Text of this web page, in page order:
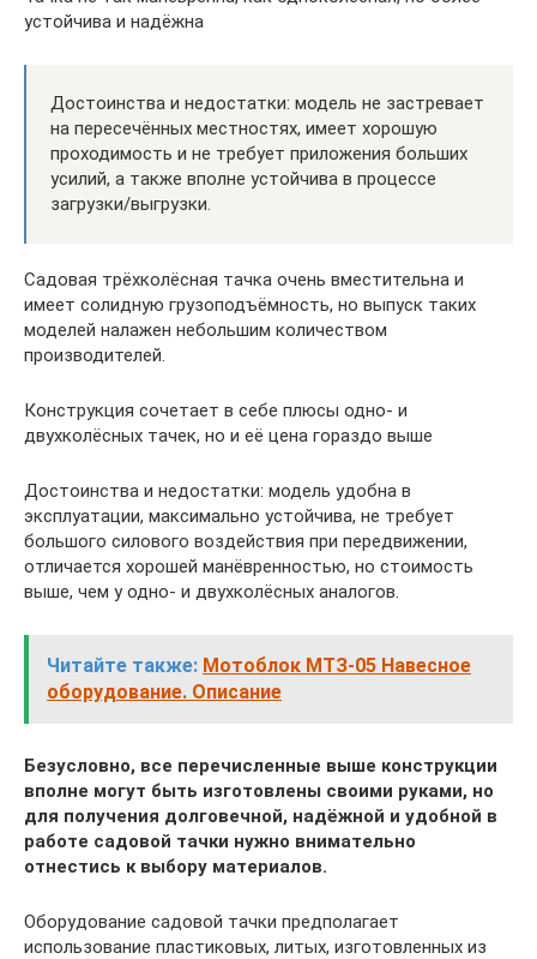
устойчива и надёжна
Достоинства и недостатки: модель не застревает
на пересечённых местностях, имеет хорошую
проходимость и не требует приложения больших
усилий, а также вполне устойчива в процессе
загрузки/выгрузки.
Садовая трёхколёсная тачка очень вместительна и
имеет солидную грузоподъёмность, но выпуск таких
моделей налажен небольшим количеством
производителей.
Конструкция сочетает в себе плюсы одно- и
двухколёсных тачек, но и её цена гораздо выше
Достоинства и недостатки: модель удобна в
эксплуатации, максимально устойчива, не требует
большого силового воздействия при передвижении,
отличается хорошей манёвренностью, но стоимость
выше, чем у одно- и двухколёсных аналогов.
Читайте также: Мотоблок МТЗ-05 Навесное
оборудование. Описание
Безусловно, все перечисленные выше конструкции
вполне могут быть изготовлены своими руками, но
для получения долговечной, надёжной и удобной в
работе садовой тачки нужно внимательно
отнестись к выбору материалов.
Оборудование садовой тачки предполагает
использование пластиковых, литых, изготовленных из